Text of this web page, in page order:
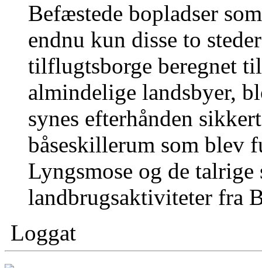
Befæstede bopladser
endnu kun disse to
tilflugtsborge beregnet
almindelige landsbyer,
synes efterhånden
båseskillerum som blev
Lyngsmose og de
landbrugsaktiviteter fra
Loggat